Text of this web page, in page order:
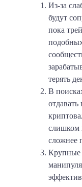
Из-за
будут
пока
терять
В
слишком
сложнее
Крупные